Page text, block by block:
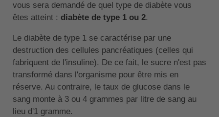
vous sera demandé de quel type de diabète vous
êtes atteint : diabète de type 1 ou 2.
Le diabète de type 1 se caractérise par une
destruction des cellules pancréatiques (celles qui
fabriquent de l'insuline). De ce fait, le sucre n'est pas
transformé dans l'organisme pour être mis en
réserve. Au contraire, le taux de glucose dans le
sang monte à 3 ou 4 grammes par litre de sang au
lieu d'1 gramme.